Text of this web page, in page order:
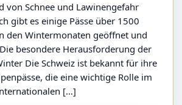
von Schnee und Lawinengefahr
gibt es einige Pässe über 1500
den Wintermonaten geöffnet und
besondere Herausforderung der
Die Schweiz ist bekannt für ihre
die eine wichtige Rolle im
[…]